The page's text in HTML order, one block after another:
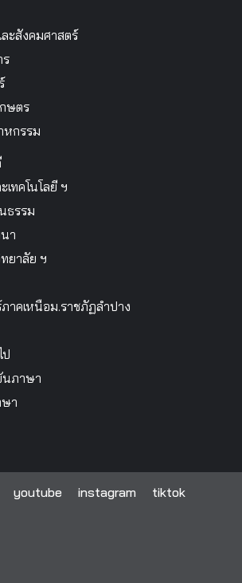
ะสังคมศาสตร์
ษตร
หกรรม
ทคโนโลยี ฯ
ธรรม
า
ยาลัย ฯ
าคเหนือม.ราชภัฏลำปาง
นภาษา
า
youtube instagram tiktok